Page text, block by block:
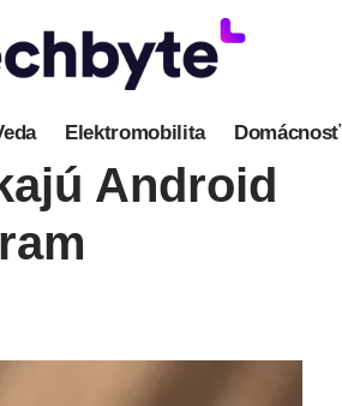
Elektromobilita Domácnosť
Android